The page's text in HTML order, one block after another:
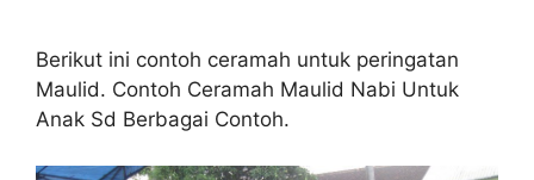
Berikut ini contoh ceramah untuk peringatan
Maulid. Contoh Ceramah Maulid Nabi Untuk
Anak Sd Berbagai Contoh.